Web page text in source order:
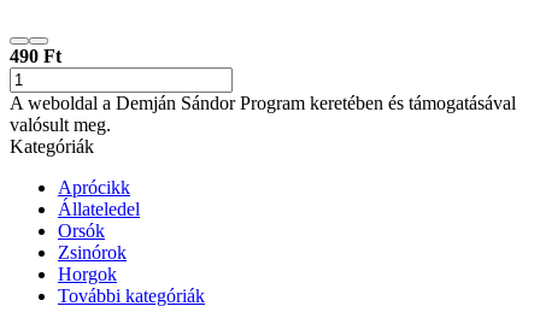
490 Ft
A weboldal a Demján Sándor Program keretében és támogatásával
valósult meg.
Kategóriák
Aprócikk
Állateledel
Orsók
Zsinórok
Horgok
További kategóriák